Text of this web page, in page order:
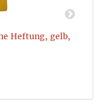
Heftung, gelb,